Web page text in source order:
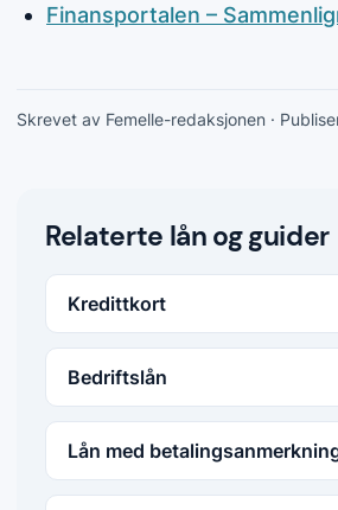
Finansportalen –
Skrevet av Femelle-redaksjonen ·
Relaterte lån og guider
Kredittkort
Bedriftslån
Lån med